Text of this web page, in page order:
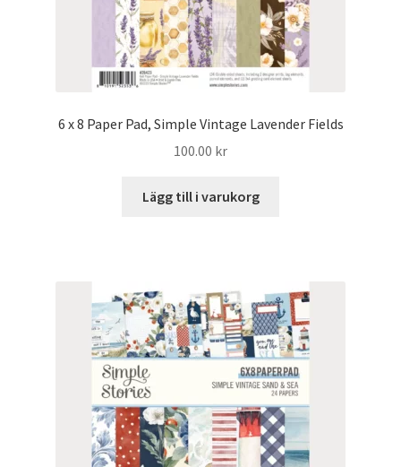
6 x 8 Paper Pad, Simple Vintage Lavender Fields
100.00 kr
Lägg till i varukorg